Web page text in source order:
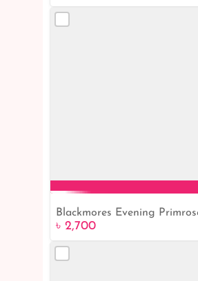
Blackmores Evening
৳ 2,700